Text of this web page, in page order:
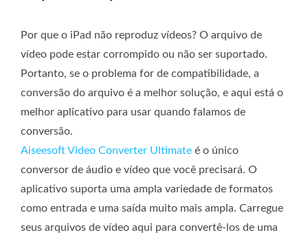
Por que o iPad não reproduz vídeos? O arquivo de
vídeo pode estar corrompido ou não ser suportado.
Portanto, se o problema for de compatibilidade, a
conversão do arquivo é a melhor solução, e aqui está o
melhor aplicativo para usar quando falamos de
conversão.
Aiseesoft Video Converter Ultimate é o único
conversor de áudio e vídeo que você precisará. O
aplicativo suporta uma ampla variedade de formatos
como entrada e uma saída muito mais ampla. Carregue
seus arquivos de vídeo aqui para convertê-los de uma